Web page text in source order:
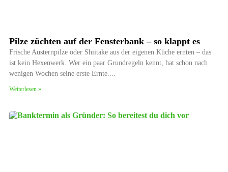
Pilze züchten auf der Fensterbank – so klappt es
Frische Austernpilze oder Shiitake aus der eigenen Küche ernten – das
ist kein Hexenwerk. Wer ein paar Grundregeln kennt, hat schon nach
wenigen Wochen seine erste Ernte.
Weiterlesen »